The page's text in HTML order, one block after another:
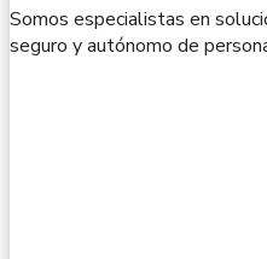
Somos especialistas en
seguro y autónomo de